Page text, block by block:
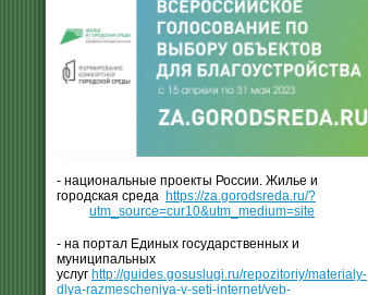
- национальные проекты России. Жилье и
городская среда https://za.gorodsreda.ru/?
utm_source=cur10&utm_medium=site
- на портал Единых государственных и
муниципальных
услуг http://guides.gosuslugi.ru/repozitoriy/materialy-
dlya-razmescheniya-v-seti-internet/veb-